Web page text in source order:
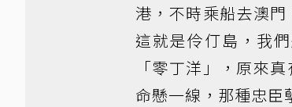
港，不時乘船去澳
這就是伶仃島，我
「零丁洋」，原來
命懸一線，那種忠臣